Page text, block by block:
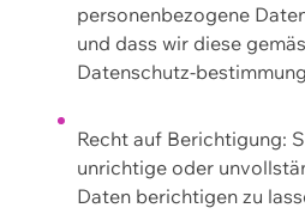
personenbezogene
und dass wir diese
Datenschutz-
Recht auf Berichtigung:
unrichtige oder
Daten berichtigen zu